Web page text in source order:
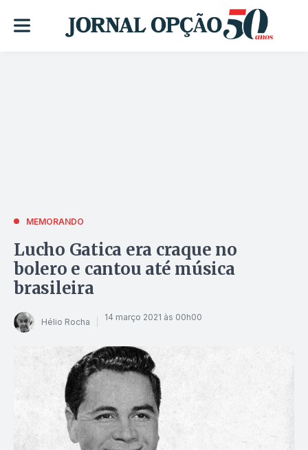
MEMORANDO
Lucho Gatica era craque no
bolero e cantou até música
brasileira
Hélio Rocha 14 março 2021 às 00h00